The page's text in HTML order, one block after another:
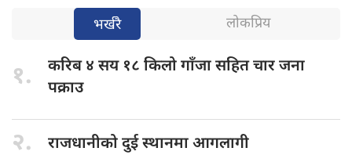
भर्खरै लोकप्रिय
१. करिब ४ सय १८ किलो गाँजा सहित चार जना
पक्राउ
२. राजधानीको दुईस्थानमा आगलागी